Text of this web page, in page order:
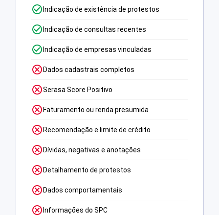
Indicação de existência de protestos
Indicação de consultas recentes
Indicação de empresas vinculadas
Dados cadastrais completos
Serasa Score Positivo
Faturamento ou renda presumida
Recomendação e limite de crédito
Dívidas, negativas e anotações
Detalhamento de protestos
Dados comportamentais
Informações do SPC